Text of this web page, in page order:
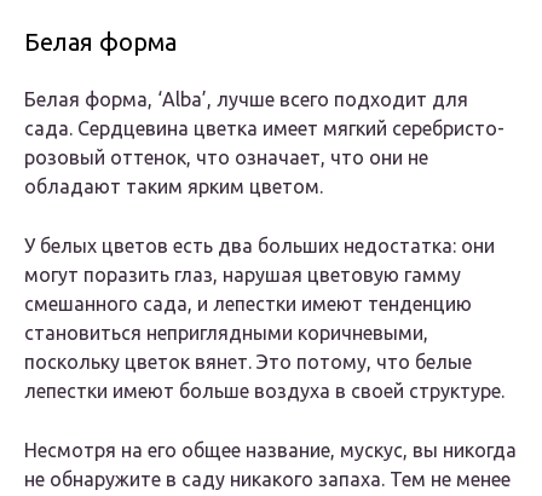
Белая форма
Белая форма, ‘Alba’, лучше всего подходит для
сада. Сердцевина цветка имеет мягкий серебристо-
розовый оттенок, что означает, что они не
обладают таким ярким цветом.
У белых цветов есть два больших недостатка: они
могут поразить глаз, нарушая цветовую гамму
смешанного сада, и лепестки имеют тенденцию
становиться неприглядными коричневыми,
поскольку цветок вянет. Это потому, что белые
лепестки имеют больше воздуха в своей структуре.
Несмотря на его общее название, мускус, вы никогда
не обнаружите в саду никакого запаха. Тем не менее